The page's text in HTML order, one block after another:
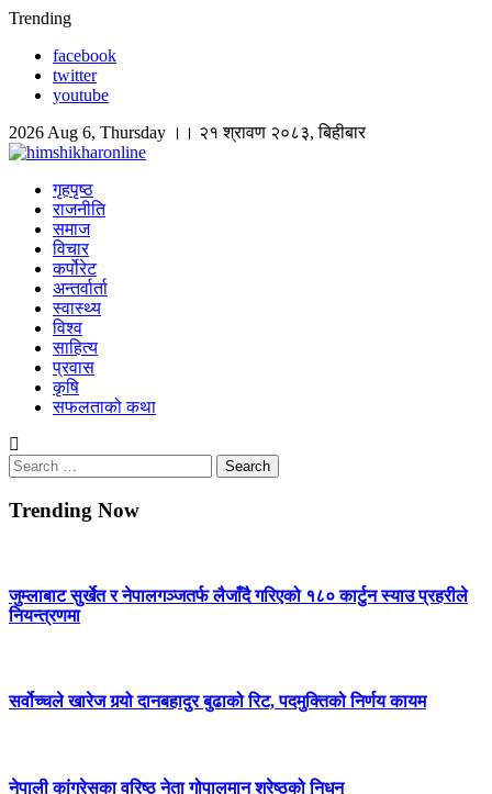
Skip
content
Trending
facebook
twitter
youtube
2026 Aug 6, Thursday ।। २१ श्रावण २०८३, बिहीबार
Himshikhar Online
गृहपृष्ठ
राजनीति
समाज
विचार
कर्पोरेट
अन्तर्वार्ता
स्वास्थ्य
विश्व
साहित्य
प्रवास
कृषि
सफलताको कथा
Search
for:
Trending Now
जुम्लाबाट सुर्खेत र नेपालगञ्जतर्फ लैजाँदै गरिएको १८० कार्टुन स्याउ प्रहरीले
नियन्त्रणमा
सर्वोच्चले खारेज गर्‍यो दानबहादुर बुढाको रिट, पदमुक्तिको निर्णय कायम
नेपाली कांग्रेसका वरिष्ठ नेता गोपालमान श्रेष्ठको निधन